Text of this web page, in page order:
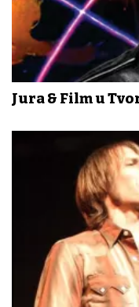
Jura & Film u